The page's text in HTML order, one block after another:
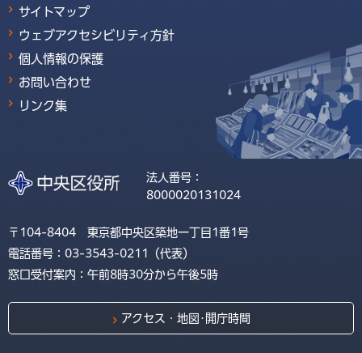
サイトマップ
ウェブアクセシビリティ方針
個人情報の保護
お問い合わせ
リンク集
法人番号：
8000020131024
〒104-8404 東京都中央区築地一丁目1番1号
電話番号：03-3543-0211（代表）
窓口受付案内：午前8時30分から午後5時
アクセス・地図･開庁時間